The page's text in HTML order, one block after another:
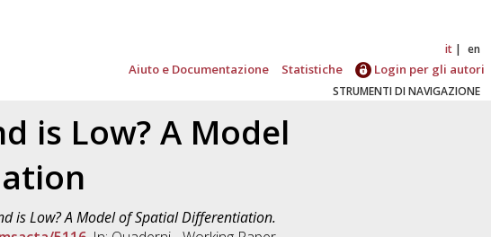
it en
Aiuto e Documentazione Statistiche Login per gli autori
STRUMENTI DI NAVIGAZIONE
is Low? A Model
is Low? A Model of Spatial Differentiation.